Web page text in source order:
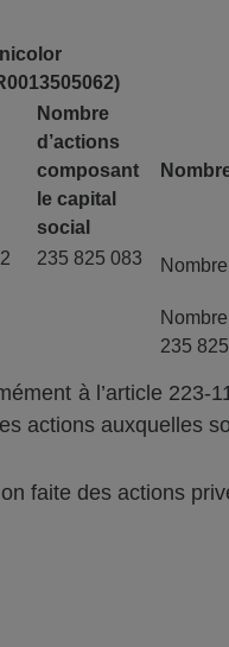
)
Nombre
d’actions
composant
le capital
social
235 825 083
235
à l’article 223-
actions auxquelles
faite des actions